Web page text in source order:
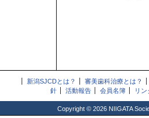
新潟SJCDとは？
審美歯科治療とは？
針
活動報告 会員名簿 リン
Copyright © 2026 NIIGATA